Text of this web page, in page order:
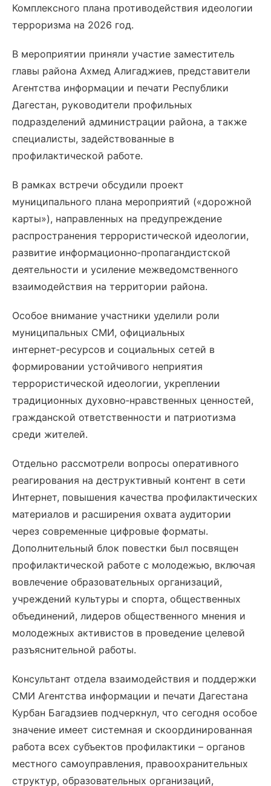
Комплексного плана противодействия идеологии
терроризма на 2026 год.
В мероприятии приняли участие заместитель
главы района Ахмед Алигаджиев, представители
Агентства информации и печати Республики
Дагестан, руководители профильных
подразделений администрации района, а также
специалисты, задействованные в
профилактической работе.
В рамках встречи обсудили проект
муниципального плана мероприятий («дорожной
карты»), направленных на предупреждение
распространения террористической идеологии,
развитие информационно‑пропагандистской
деятельности и усиление межведомственного
взаимодействия на территории района.
Особое внимание участники уделили роли
муниципальных СМИ, официальных
интернет‑ресурсов и социальных сетей в
формировании устойчивого неприятия
террористической идеологии, укреплении
традиционных духовно‑нравственных ценностей,
гражданской ответственности и патриотизма
среди жителей.
Отдельно рассмотрели вопросы оперативного
реагирования на деструктивный контент в сети
Интернет, повышения качества профилактических
материалов и расширения охвата аудитории
через современные цифровые форматы.
Дополнительный блок повестки был посвящен
профилактической работе с молодежью, включая
вовлечение образовательных организаций,
учреждений культуры и спорта, общественных
объединений, лидеров общественного мнения и
молодежных активистов в проведение целевой
разъяснительной работы.
Консультант отдела взаимодействия и поддержки
СМИ Агентства информации и печати Дагестана
Курбан Багадзиев подчеркнул, что сегодня особое
значение имеет системная и скоординированная
работа всех субъектов профилактики – органов
местного самоуправления, правоохранительных
структур, образовательных организаций,